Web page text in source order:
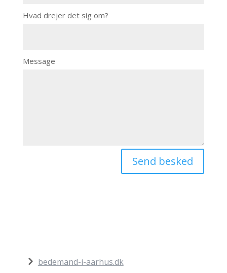
Hvad drejer det sig om?
Message
Send besked
bedemand-i-aarhus.dk